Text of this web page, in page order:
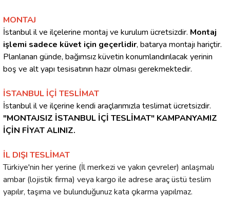
MONTAJ
İstanbul il ve ilçelerine montaj ve kurulum ücretsizdir. Montaj
işlemi sadece küvet için geçerlidir, batarya montajı hariçtir.
Planlanan günde, bağımsız küvetin konumlandırılacak yerinin
boş ve alt yapı tesisatının hazır olması gerekmektedir.
İSTANBUL İÇİ TESLİMAT
İstanbul il ve ilçerine kendi araçlarımızla teslimat ücretsizdir.
"MONTAJSIZ İSTANBUL İÇİ TESLİMAT" KAMPANYAMIZ
İÇİN FİYAT ALINIZ.
İL DIŞI TESLİMAT
Türkiye'nin her yerine (İl merkezi ve yakın çevreler) anlaşmalı
ambar (lojistik firma) veya kargo ile adrese araç üstü teslim
yapılır, taşıma ve bulunduğunuz kata çıkarma yapılmaz.